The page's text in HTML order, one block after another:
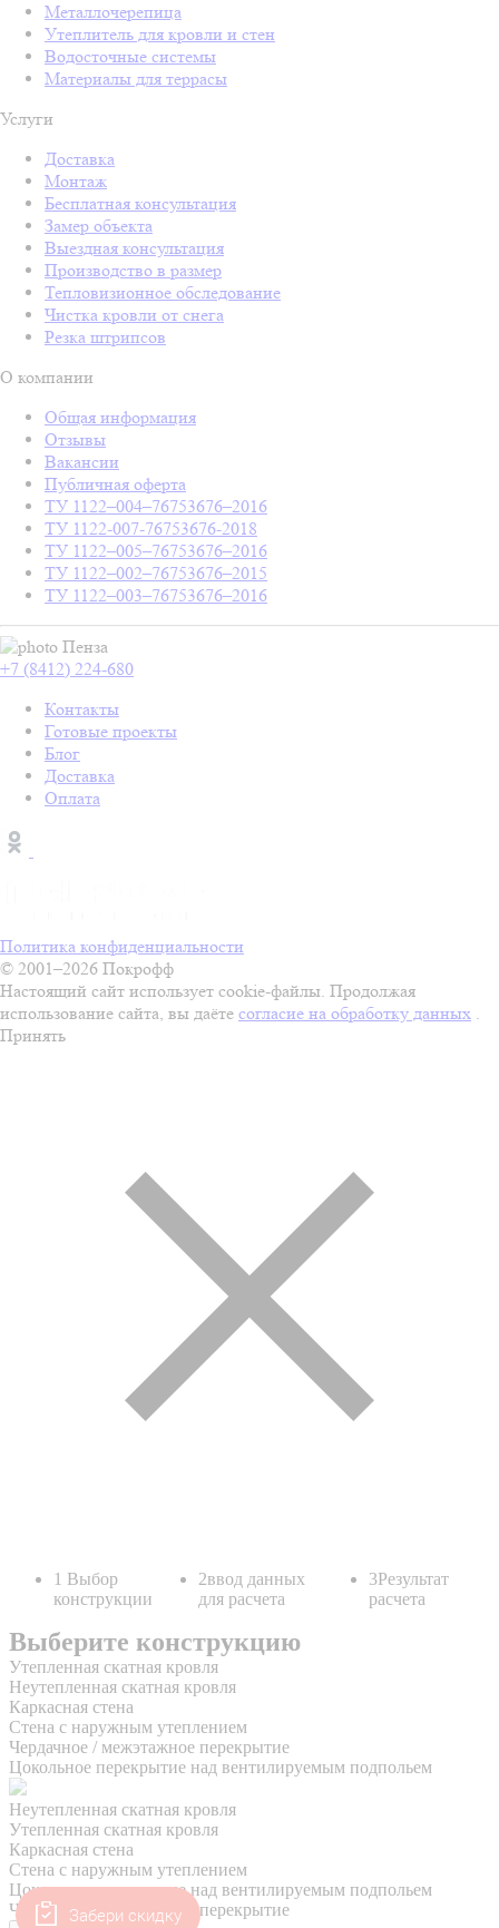
Металлочерепица
Утеплитель для кровли и стен
Водосточные системы
Материалы для террасы
Услуги
Доставка
Монтаж
Бесплатная консультация
Замер объекта
Выездная консультация
Производство в размер
Тепловизионное обследование
Чистка кровли от снега
Резка штрипсов
О компании
Общая информация
Отзывы
Вакансии
Публичная оферта
ТУ 1122–004–76753676–2016
ТУ 1122-007-76753676-2018
ТУ 1122–005–76753676–2016
ТУ 1122–002–76753676–2015
ТУ 1122–003–76753676–2016
Пенза
+7 (8412) 224-680
Контакты
Готовые проекты
Блог
Доставка
Оплата
Политика конфиденциальности
© 2001–2026 Покрофф
Настоящий сайт использует cookie-файлы. Продолжая
использование сайта, вы даёте согласие на обработку данных .
Принять
Забери скидку